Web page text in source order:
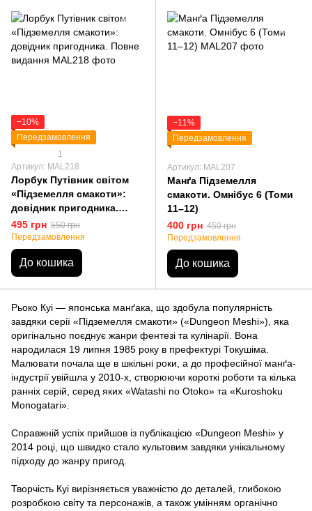
−10%
Передзамовлення
1
Артикул: MAL218
Лорбук Путівник світом
«Підземелля смакоти»:
довідник пригодника.
Повне видання
495 грн 550 грн
Передзамовлення
До кошика
−11%
Передзамовлення
Артикул: MAL207
Манґа Підземелля
смакоти. Омнібус 6 (Томи
11–12)
400 грн 450 грн
Передзамовлення
До кошика
Рьоко Куі — японська манґака, що здобула популярність
завдяки серії «Підземелля смакоти» («Dungeon Meshi»), яка
оригінально поєднує жанри фентезі та кулінарії. Вона
народилася 19 липня 1985 року в префектурі Токушіма.
Малювати почала ще в шкільні роки, а до професійної манґа-
індустрії увійшла у 2010-х, створюючи короткі роботи та кілька
ранніх серій, серед яких «Watashi no Otoko» та «Kuroshoku
Monogatari».
Справжній успіх прийшов із публікацією «Dungeon Meshi» у
2014 році, що швидко стало культовим завдяки унікальному
підходу до жанру пригод.
Творчість Куі вирізняється уважністю до деталей, глибокою
розробкою світу та персонажів, а також умінням органічно